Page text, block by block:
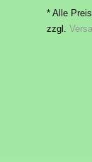
* Alle
zzgl.